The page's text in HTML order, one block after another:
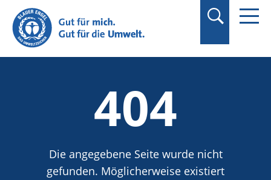
Suchbegriff in
Anführungszeichen
setzen.
404
Die angegebene Seite wurde nicht
gefunden. Möglicherweise existiert